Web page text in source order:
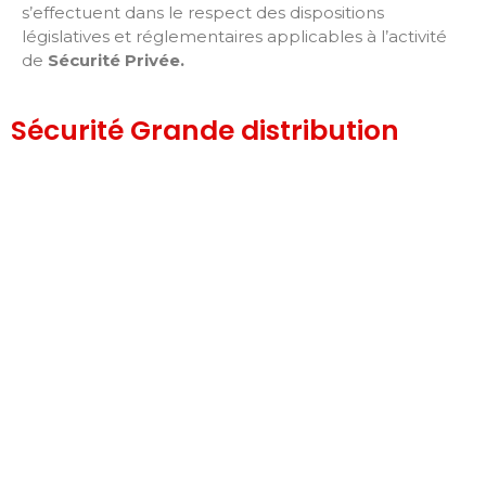
s’effectuent dans le respect des dispositions
législatives et réglementaires applicables à l’activité
de Sécurité Privée.
Sécurité Grande distribution